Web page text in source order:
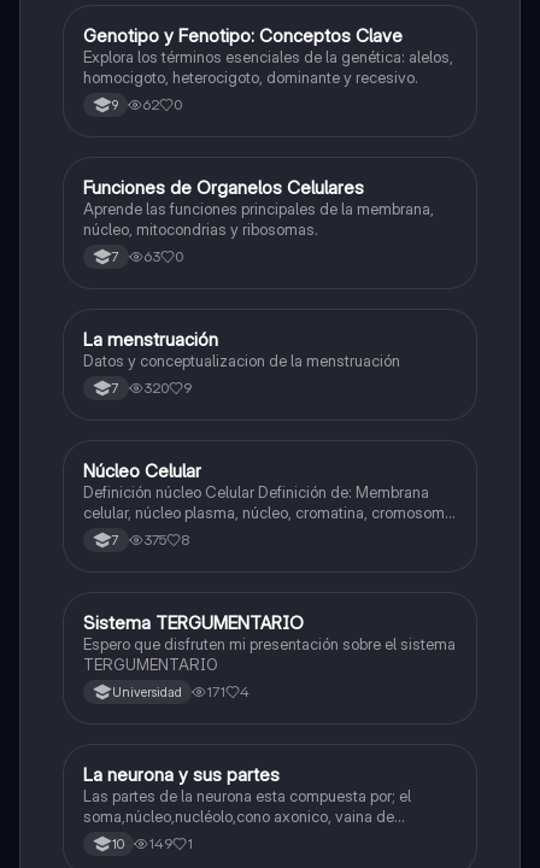
GBiologia
Genotipo y Fenotipo: Conceptos Clave
Explora los términos esenciales de la genética: alelos,
homocigoto, heterocigoto, dominante y recesivo.
9 62 0
FBiologia
Funciones de Organelos Celulares
Aprende las funciones principales de la membrana,
núcleo, mitocondrias y ribosomas.
7 63 0
Biologia
La menstruación
Datos y conceptualizacion de la menstruación
7 320 9
Biologia
Núcleo Celular
Definición núcleo Celular Definición de: Membrana
celular, núcleo plasma, núcleo, cromatina, cromosoma
Interfase Fases de la interfase
7 375 8
Biologia
Sistema TERGUMENTARIO
Espero que disfruten mi presentación sobre el sistema
TERGUMENTARIO
Universidad 171 4
Biologia
La neurona y sus partes
Las partes de la neurona esta compuesta por; el
soma,núcleo,nucléolo,cono axonico, vaina de
mielina,celula schwan,núcleo de schwann,nódulo de
Ranvier,terminal axonico Arborizacion terminal, botón
10 149 1